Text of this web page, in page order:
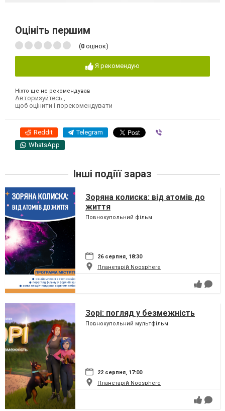
Оцініть першим
(0 оцінок)
Я рекомендую
Ніхто ще не рекомендував
Авторизуйтесь
щоб оцінити і порекомендувати
Reddit Telegram
WhatsApp
Інші подіїї зараз
Зоряна колиска: від атомів до
життя
Повнокупольний фільм
26 серпня, 18:30
Планетарій Noosphere
Зорі: погляд у безмежність
Повнокупольний мультфільм
22 серпня, 17:00
Планетарій Noosphere